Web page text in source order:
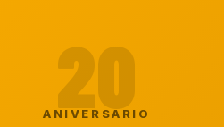
20
ANIVERSARIO